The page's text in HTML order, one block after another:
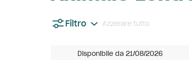
Filtro Azzerare tutto
Disponibile da 21/08/2026